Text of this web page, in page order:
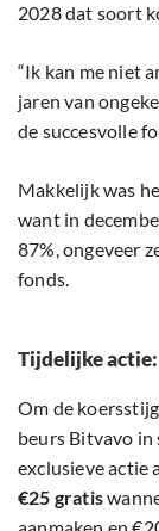
2028 dat soort
“Ik kan me niet
jaren van
de succesvolle
Makkelijk was
want in
87%, ongeveer
fonds.
Tijdelijke
Om de
beurs Bitvavo in
exclusieve actie
€25 gratis